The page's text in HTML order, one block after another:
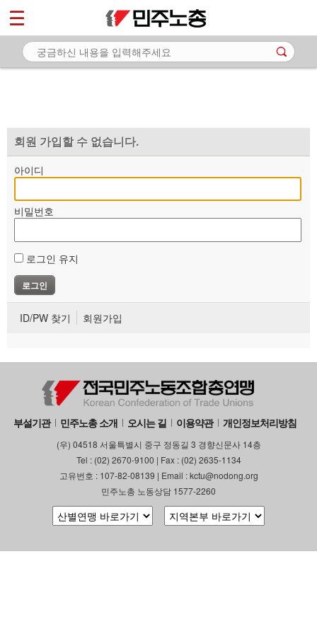
회원 가입할 수 없습니다.
아이디
비밀번호
로그인 유지
ID/PW 찾기 회원가입
부설기관 민주노총 소개 오시는 길 이용약관 개인정보처리방침
(우) 04518 서울특별시 중구 정동길 3 경향신문사 14층
Tel : (02) 2670-9100 | Fax : (02) 2635-1134
고유번호 : 107-82-08139 | Email : kctu@nodong.org
민주노총 노동상담 1577-2260
마이페이지
소개
자료
부설기관